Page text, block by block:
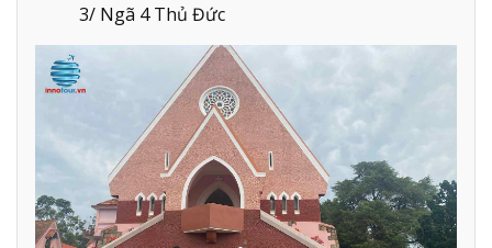
3/ Ngã 4 Thủ Đức